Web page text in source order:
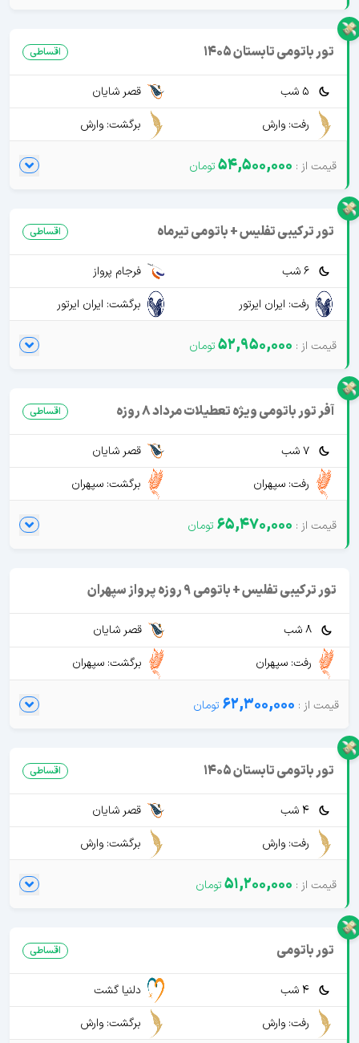
تور باتومی تابستان 1405 اقساطی
5 شب
قصر شایان
رفت: وارش
برگشت: وارش
54,500,000
تور ترکیبی تفلیس + باتومی تیرماه اقساطی
6 شب
فرجام پرواز
رفت: ایران ایرتور
برگشت: ایران ایرتور
52,950,000
آفر تور باتومی ویژه تعطیلات مرداد 8 روزه اقساطی
7 شب
قصر شایان
رفت: سپهران
برگشت: سپهران
65,470,000
تور ترکیبی تفلیس + باتومی 9 روزه پرواز سپهران
8 شب
قصر شایان
رفت: سپهران
برگشت: سپهران
62,300,000
تور باتومی تابستان 1405 اقساطی
4 شب
قصر شایان
رفت: وارش
برگشت: وارش
51,200,000
تور باتومی اقساطی
4 شب
دلنیا گشت
رفت: وارش
برگشت: وارش